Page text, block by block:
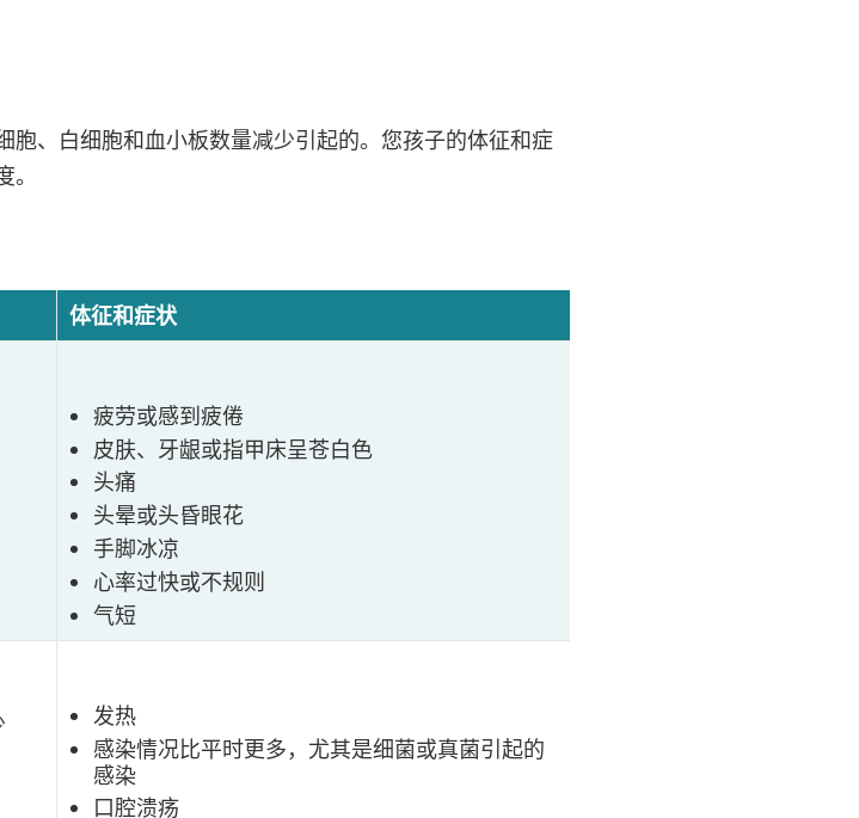
、白细胞和血小板数量减少引起的。您孩子的体征和症
体征和症状
疲劳或感到疲倦
皮肤、牙龈或指甲床呈苍白色
头痛
头晕或头昏眼花
手脚冰凉
心率过快或不规则
气短
发热
感染情况比平时更多，尤其是细菌或真菌引起的
感染
口腔溃疡